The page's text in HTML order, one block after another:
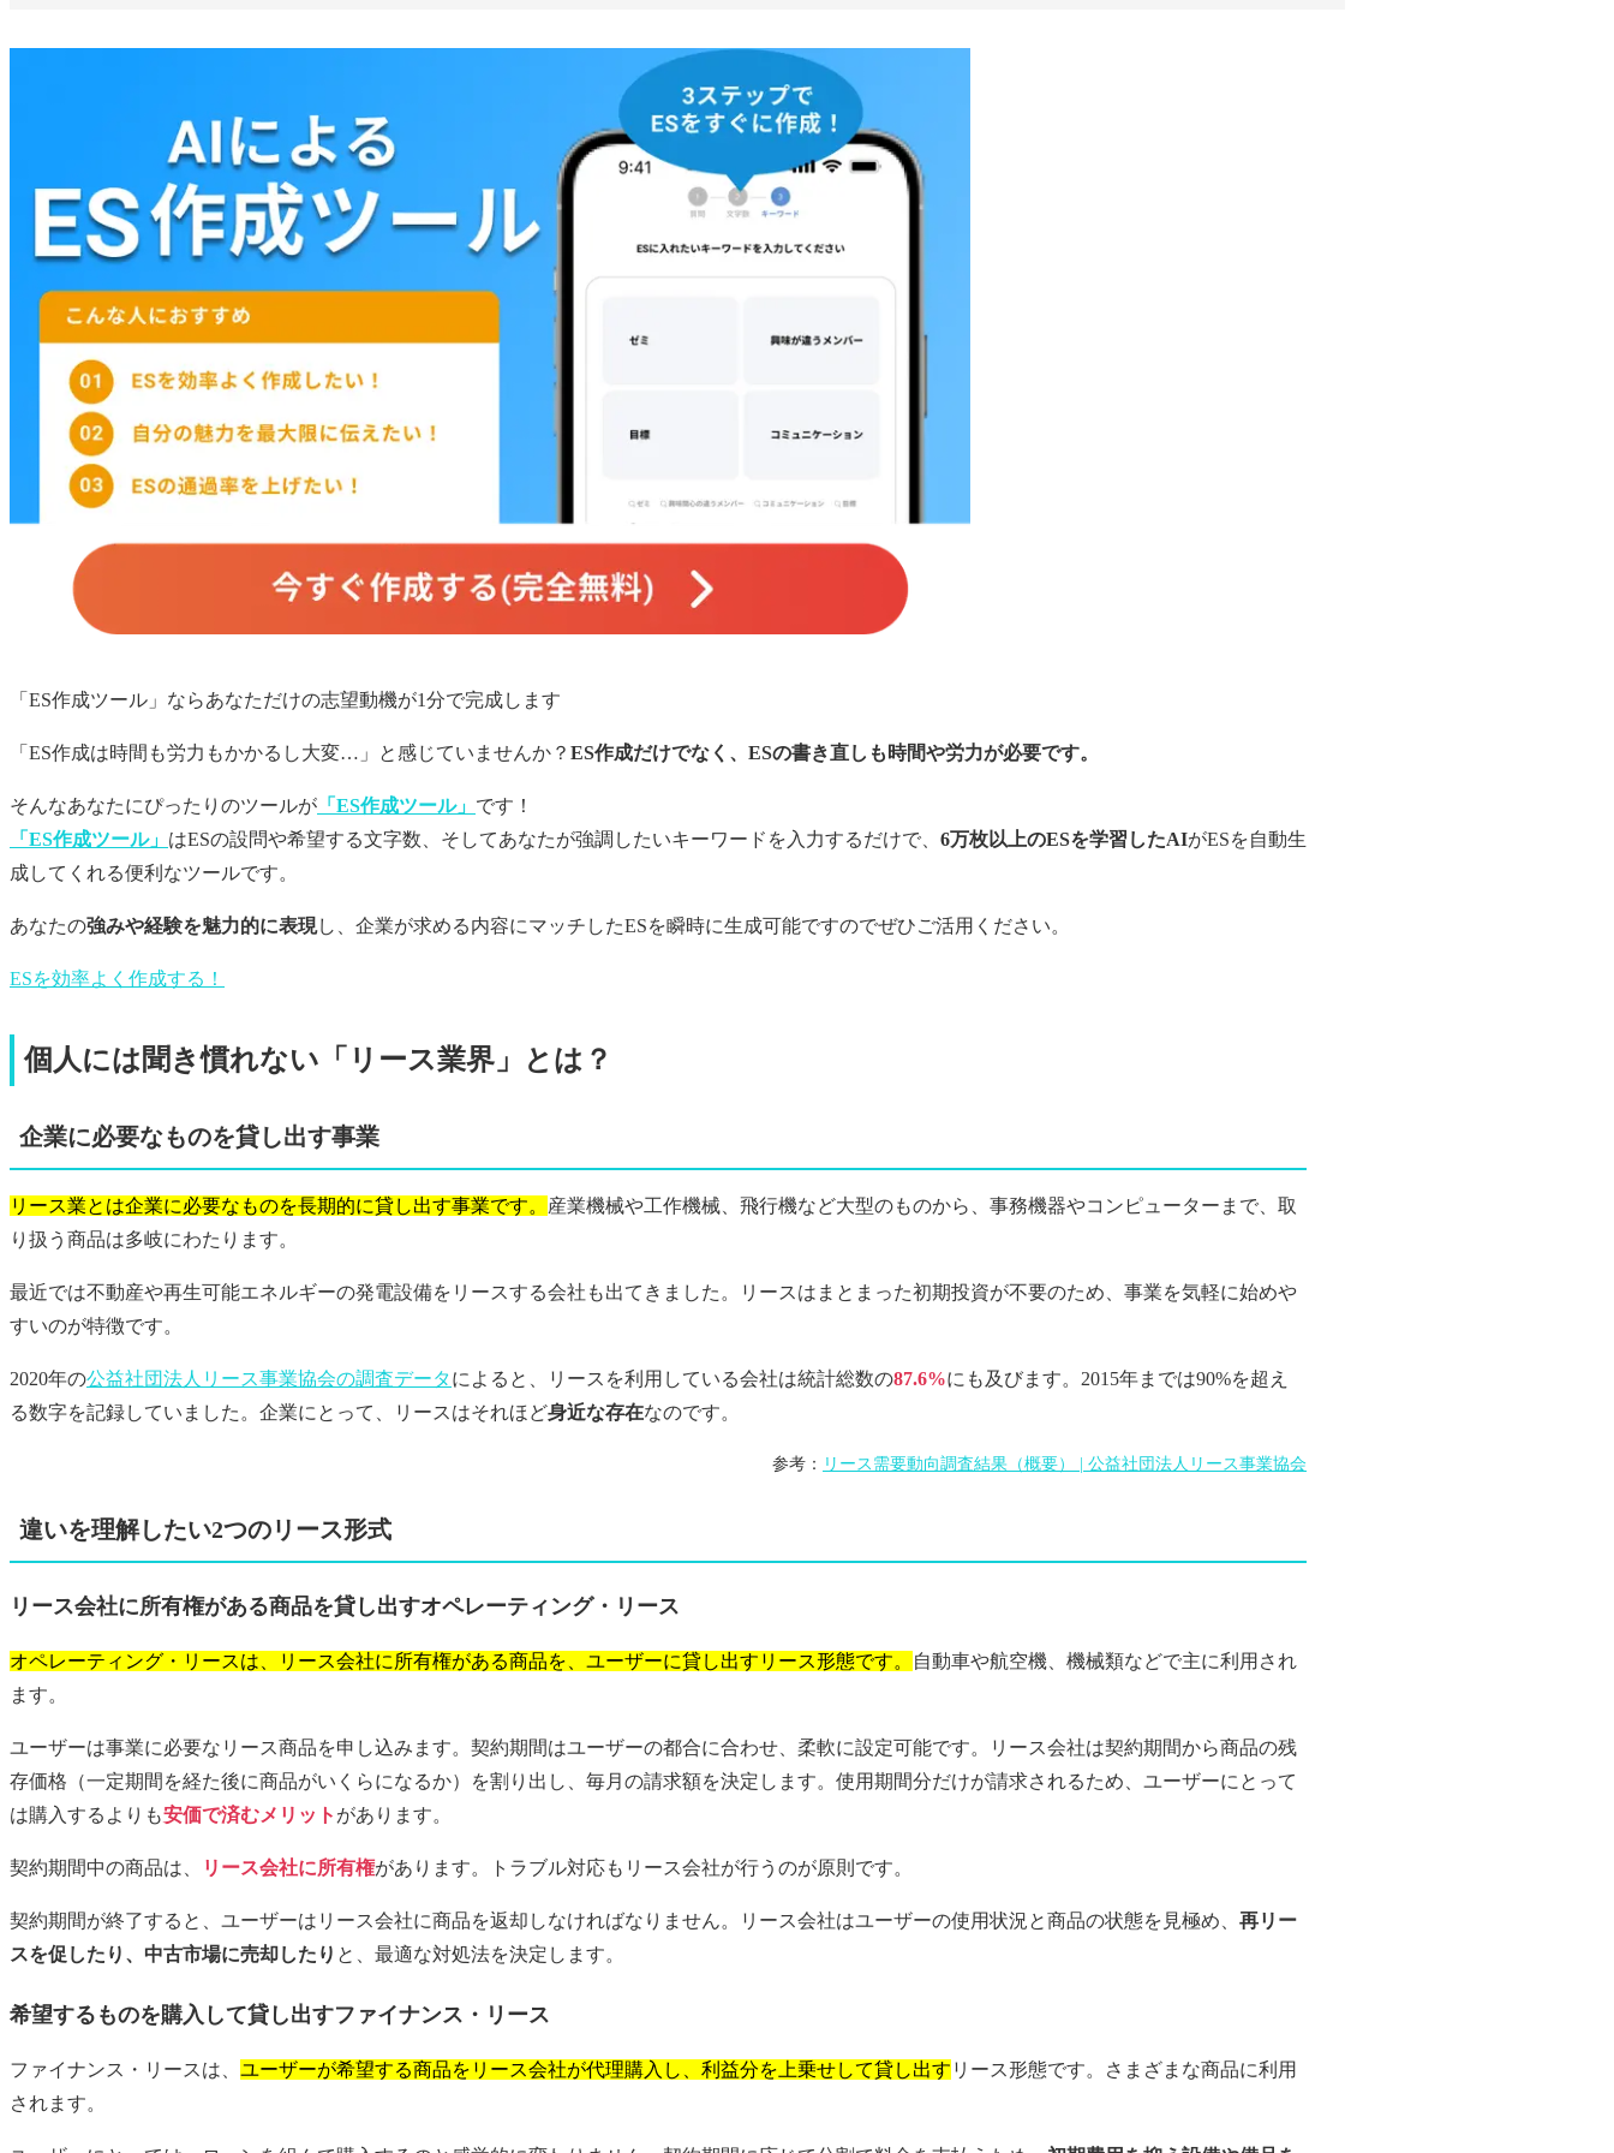
「ES作成ツール」ならあなただけの志望動機が1分で完成します
「ES作成は時間も労力もかかるし大変…」と感じていませんか？ ES作成だけでなく、ESの書き直しも時間や労力が必要です。
そんなあなたにぴったりのツールが 「ES作成ツール」 です！
「ES作成ツール」 はESの設問や希望する文字数、そしてあなたが強調したいキーワードを入力するだけで、 6万枚以上のESを学習したAIがESを自動生
成してくれる便利なツールです。
あなたの強みや経験を魅力的に表現し、企業が求める内容にマッチしたESを瞬時に生成可能ですのでぜひご活用ください。
ESを効率よく作成する！
個人には聞き慣れない「リース業界」とは？
企業に必要なものを貸し出す事業
リース業とは企業に必要なものを長期的に貸し出す事業です。 産業機械や工作機械、飛行機など大型のものから、事務機器やコンピューターまで、取
り扱う商品は多岐にわたります。
最近では不動産や再生可能エネルギーの発電設備をリースする会社も出てきました。リースはまとまった初期投資が不要のため、事業を気軽に始めや
すいのが特徴です。
2020年の公益社団法人リース事業協会の調査データによると、リースを利用している会社は統計総数の87.6%にも及びます。2015年までは90%を超え
る数字を記録していました。企業にとって、リースはそれほど身近な存在なのです。
参考： リース需要動向調査結果（概要） | 公益社団法人リース事業協会
違いを理解したい2つのリース形式
リース会社に所有権がある商品を貸し出すオペレーティング・リース
オペレーティング・リースは、リース会社に所有権がある商品を、ユーザーに貸し出すリース形態です。
自動車や航空機、機械類などで主に利用され
ます。
ユーザーは事業に必要なリース商品を申し込みます。契約期間はユーザーの都合に合わせ、柔軟に設定可能です。リース会社は契約期間から商品の残
存価格（一定期間を経た後に商品がいくらになるか）を割り出し、毎月の請求額を決定します。使用期間分だけが請求されるため、ユーザーにとって
は購入するよりも安価で済むメリット があります。
契約期間中の商品は、 リース会社に所有権があります。トラブル対応もリース会社が行うのが原則です。
契約期間が終了すると、ユーザーはリース会社に商品を返却しなければなりません。リース会社はユーザーの使用状況と商品の状態を見極め、 再リー
スを促したり、中古市場に売却したり と、最適な対処法を決定します。
希望するものを購入して貸し出すファイナンス・リース
ファイナンス・リースは、 ユーザーが希望する商品をリース会社が代理購入し、利益分を上乗せして貸し出す リース形態です。さまざまな商品に利用
されます。